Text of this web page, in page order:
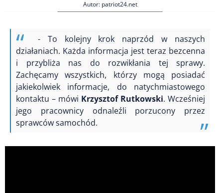
Autor: patriot24.net
- To kolejny krok naprzód w naszych
działaniach. Każda informacja jest teraz bezcenna
i przybliża nas do rozwikłania tej sprawy.
Zachęcamy wszystkich, którzy mogą posiadać
jakiekolwiek informacje, do natychmiastowego
kontaktu – mówi Krzysztof Rutkowski. Wcześniej
jego pracownicy odnaleźli porzucony przez
sprawców samochód.